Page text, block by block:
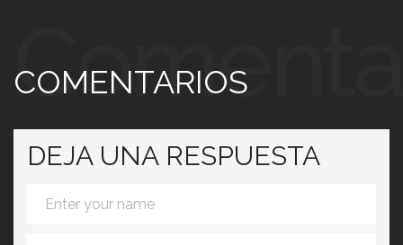
COMENTARIOS
DEJA UNA RESPUESTA